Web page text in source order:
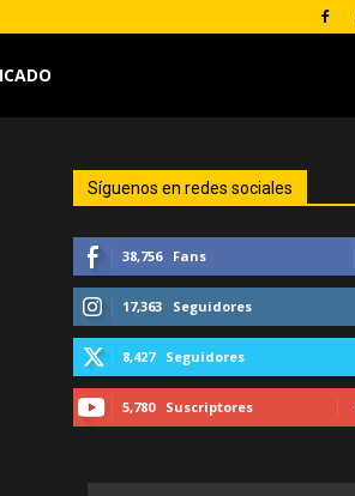
Síguenos en redes sociales
38,756 Fans
17,363 Seguidores
8,427 Seguidores
5,780 Suscriptores